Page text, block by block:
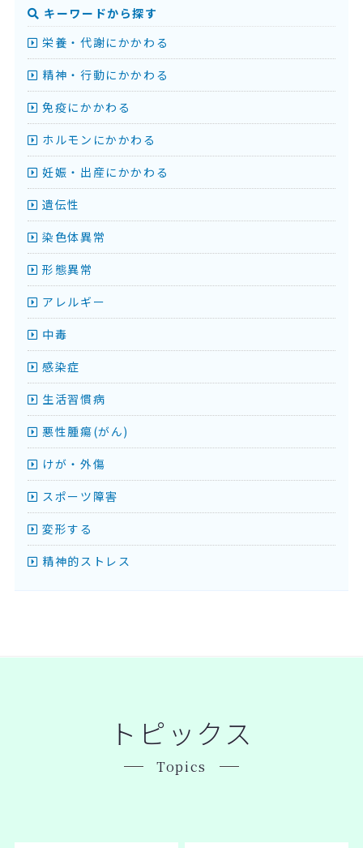
キーワードから探す
栄養・代謝にかかわる
精神・行動にかかわる
免疫にかかわる
ホルモンにかかわる
妊娠・出産にかかわる
遺伝性
染色体異常
形態異常
アレルギー
中毒
感染症
生活習慣病
悪性腫瘍(がん)
けが・外傷
スポーツ障害
変形する
精神的ストレス
トピックス
Topics